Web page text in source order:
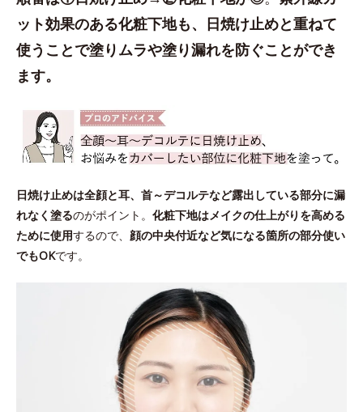
ット効果のある化粧下地も、日焼け止めと重ねて
使うことで塗りムラや塗り漏れを防ぐことができ
ます。
日焼け止めは全顔と耳、首～デコルテなど露出している部分に漏
れなく塗るのがポイント。 化粧下地はメイクの仕上がりを高める
ために使用するので、 顔の中央付近など気になる箇所の部分使い
でもOKです。